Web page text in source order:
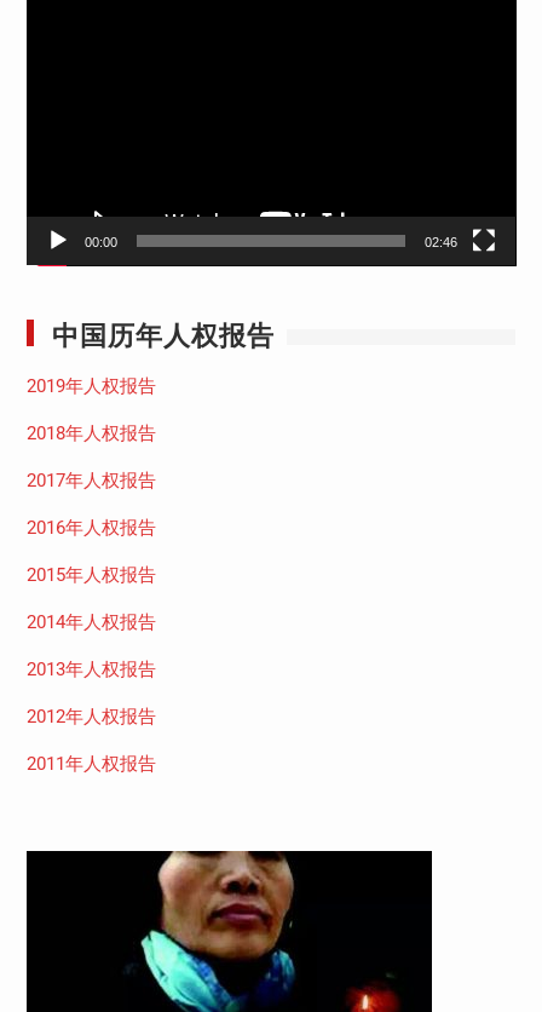
00:00 02:46
中国历年人权报告
2019年人权报告
2018年人权报告
2017年人权报告
2016年人权报告
2015年人权报告
2014年人权报告
2013年人权报告
2012年人权报告
2011年人权报告